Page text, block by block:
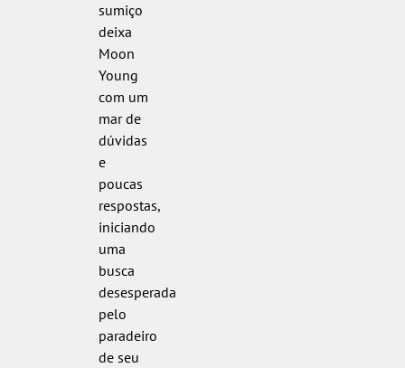
sumiço
deixa
Moon
Young
com um
mar de
dúvidas
e
poucas
respostas,
iniciando
uma
busca
desesperada
pelo
paradeiro
de seu